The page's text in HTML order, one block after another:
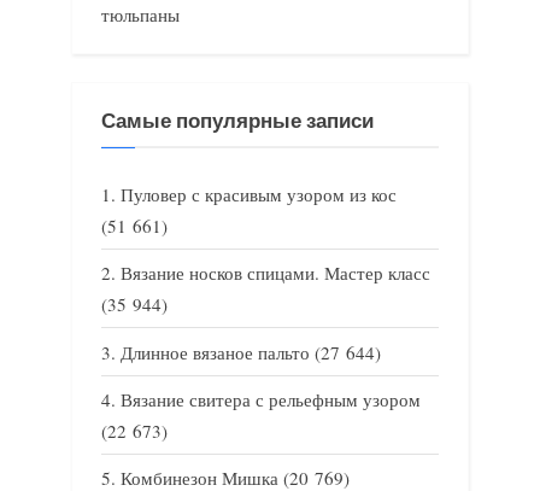
тюльпаны
Самые популярные записи
Пуловер с красивым узором из кос
(51 661)
Вязание носков спицами. Мастер класс
(35 944)
Длинное вязаное пальто (27 644)
Вязание свитера с рельефным узором
(22 673)
Комбинезон Мишка (20 769)